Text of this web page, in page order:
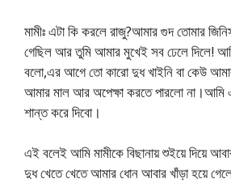
মামীঃ এটা কি করলে রাজু?আমার গুদ তোমার
গেছিল আর তুমি আমার মুখেই সব ঢেলে দিলে!
বলো,এর আগে তো কারো দুধ খাইনি বা কেউ
আমার মাল আর অপেক্ষা করতে পারলো
শান্ত করে দিবো।
এই বলেই আমি মামীকে বিছানায় শুইয়ে দিয়ে
দুধ খেতে খেতে আমার ধোন আবার খাঁড়া